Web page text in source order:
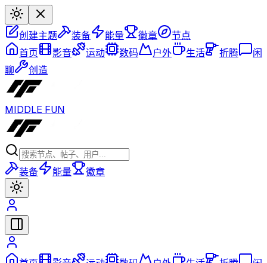
创建主题 装备 能量 徽章
节点
首页
影音 运动 数码 户外 生活 折腾
闲
聊
创造
MIDDLE FUN
装备 能量 徽章